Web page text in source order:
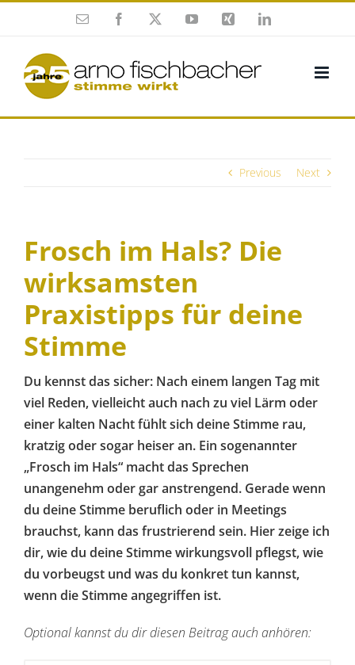
Enamel Facebook YouTubeXing Twitter
Previous Next
Frosch im Hals? Die
wirksamsten
Praxistipps für deine
Stimme
Du kennst das sicher: Nach einem langen Tag mit
viel Reden, vielleicht auch nach zu viel Lärm oder
einer kalten Nacht fühlt sich deine Stimme rau,
kratzig oder sogar heiser an. Ein sogenannter
„Frosch im Hals“ macht das Sprechen
unangenehm oder gar anstrengend. Gerade wenn
du deine Stimme beruflich oder in Meetings
brauchst, kann das frustrierend sein. Hier zeige ich
dir, wie du deine Stimme wirkungsvoll pflegst, wie
du vorbeugst und was du konkret tun kannst,
wenn die Stimme angegriffen ist.
Optional kannst du dir diesen Beitrag auch anhören: